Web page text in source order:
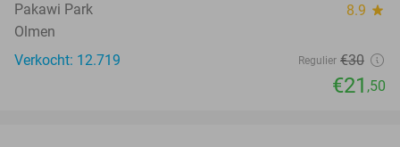
Pakawi Park 8.9 star
Olmen
Verkocht: 12.719
Regulier €30
€21 ,50